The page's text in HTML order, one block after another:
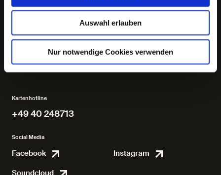
Auswahl erlauben
Nur notwendige Cookies verwenden
nach Motiven von Hauff,
Heine, Hudtwalcker, Fitzball,
Marryat und Wagner u.a. / in
der Spielfassung von
Sebastian Baumgarten und
Jörg Bochow
Regie: Sebastian Baumgarten
von Molière /
bearbeitet von
Regie: Herbert
Kartenhotline
+49 40 248713
Social Media
Facebook FacebookInstagram